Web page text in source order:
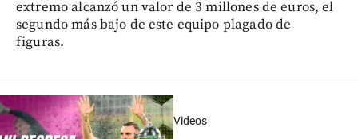
extremo alcanzó un valor de 3 millones de euros, el
segundo más bajo de este equipo plagado de
figuras.
Videos